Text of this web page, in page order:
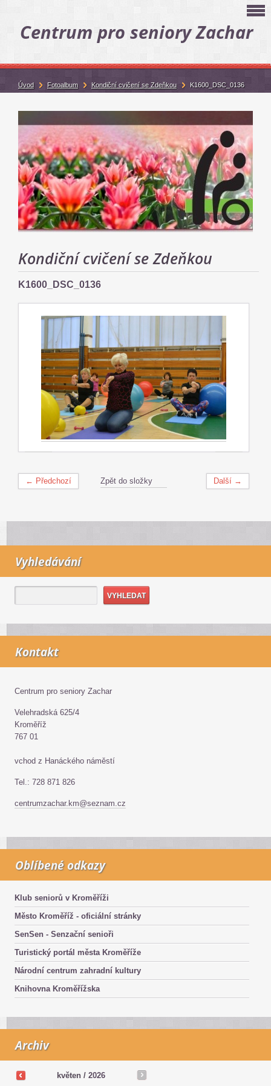
Centrum pro seniory Zachar
Kondiční cvičení se Zdeňkou
K1600_DSC_0136
← Předchozí Další →
Zpět do složky
Vyhledávání
Kontakt
Centrum pro seniory Zachar
Velehradská 625/4
Kroměříž
767 01
vchod z Hanáckého náměstí
Tel.: 728 871 826
centrumzachar.km@seznam.cz
Oblíbené odkazy
Klub seniorů v Kroměříži
Město Kroměříž - oficiální stránky
SenSen - Senzační senioři
Turistický portál města Kroměříže
Národní centrum zahradní kultury
Knihovna Kroměřížska
Archiv
květen / 2026
Úvod Fotoalbum Kondiční cvičení se Zdeňkou K1600_DSC_0136